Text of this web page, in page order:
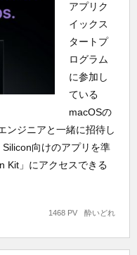
アプリク
イックス
タートプ
ログラム
に参加し
ている
macOSの
ンジニアと一緒に招待し
向けのアプリを準
Kit」にアクセスできる
酔いどれ
1468 PV